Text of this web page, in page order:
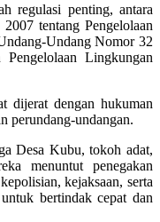
regulasi penting, antara
tentang Pengelolaan
Undang Nomor 32
Lingkungan
dijerat dengan hukuman
perundang-undangan.
Desa Kubu, tokoh adat,
menuntut penegakan
kejaksaan, serta
bertindak cepat dan